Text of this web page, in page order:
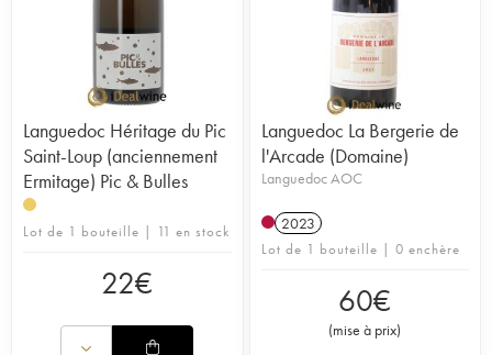
Languedoc Héritage du Pic
Saint-Loup (anciennement
Ermitage) Pic & Bulles
Lot de 1 bouteille | 11 en stock
22€
Languedoc La Bergerie de
l'Arcade (Domaine)
Languedoc AOC
2023
Lot de 1 bouteille | 0 enchère
60€
(mise à prix)